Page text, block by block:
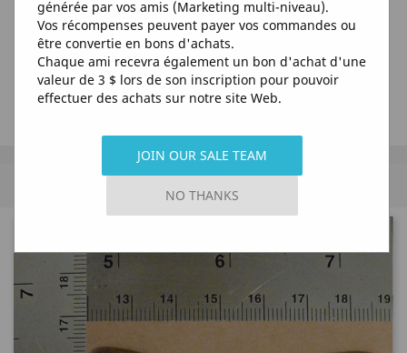
générée par vos amis (Marketing multi-niveau).
Vos récompenses peuvent payer vos commandes ou
être convertie en bons d'achats.
Chaque ami recevra également un bon d'achat d'une
valeur de 3 $ lors de son inscription pour pouvoir
effectuer des achats sur notre site Web.
JOIN OUR SALE TEAM
NO THANKS